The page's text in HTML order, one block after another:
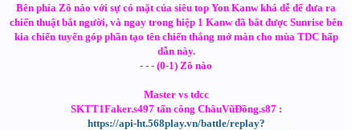
Bên phía Zô nào với sự có mặt của siêu top Yon Kanw khá dễ để đưa ra
chiến thuật bắt người, và ngay trong hiệp 1 Kanw đã bắt được Sunrise bên
kia chiến tuyến góp phần tạo tên chiến thắng mở màn cho mùa TDC hấp
dẫn này.
- - - (0-1) Zô nào
Master vs tdcc
SKTT1Faker.s497 tấn công ChâuVũĐồng.s87 :
https://api-ht.568play.vn/battle/replay?